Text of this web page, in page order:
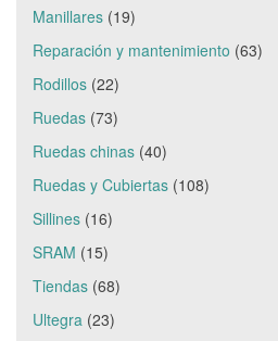
Manillares (19)
Reparación y mantenimiento (63)
Rodillos (22)
Ruedas (73)
Ruedas chinas (40)
Ruedas y Cubiertas (108)
Sillines (16)
SRAM (15)
Tiendas (68)
Ultegra (23)